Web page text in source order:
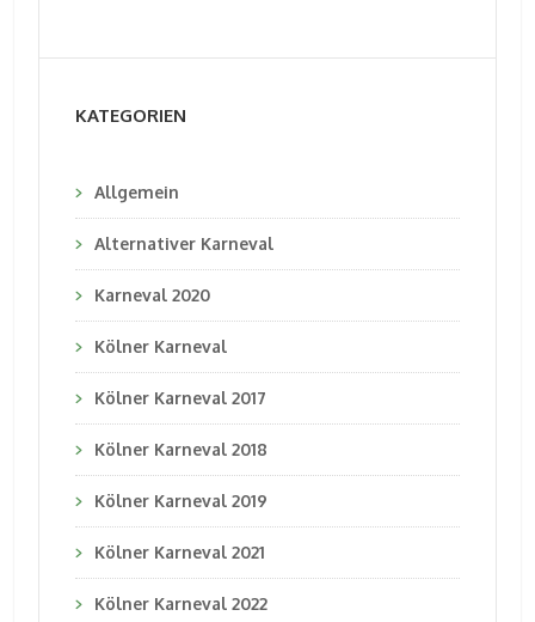
KATEGORIEN
Allgemein
Alternativer Karneval
Karneval 2020
Kölner Karneval
Kölner Karneval 2017
Kölner Karneval 2018
Kölner Karneval 2019
Kölner Karneval 2021
Kölner Karneval 2022